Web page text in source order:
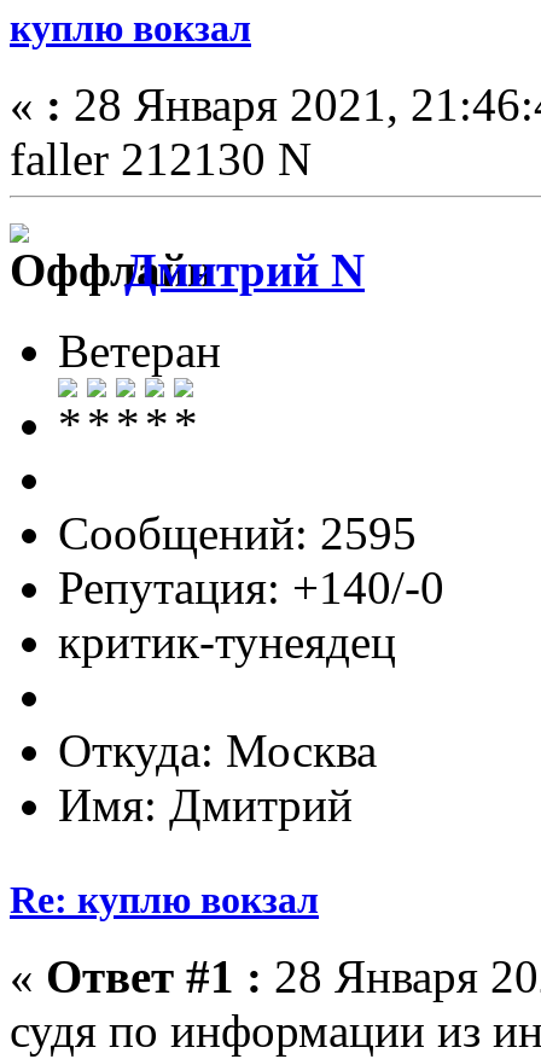
куплю вокзал
« : 28 Января 2021,
faller 212130 N
Дмитрий N
Ветеран
Сообщений: 2595
Репутация: +140/-0
критик-тунеядец
Откуда: Москва
Имя: Дмитрий
Re: куплю вокзал
« Ответ #1 : 28 Января
судя по информации из